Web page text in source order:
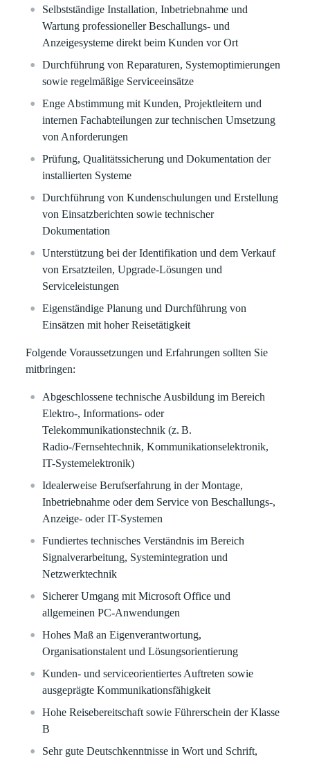
Selbstständige Installation, Inbetriebnahme und
Wartung professioneller Beschallungs- und
Anzeigesysteme direkt beim Kunden vor Ort
Durchführung von Reparaturen, Systemoptimierungen
sowie regelmäßige Serviceeinsätze
Enge Abstimmung mit Kunden, Projektleitern und
internen Fachabteilungen zur technischen Umsetzung
von Anforderungen
Prüfung, Qualitätssicherung und Dokumentation der
installierten Systeme
Durchführung von Kundenschulungen und Erstellung
von Einsatzberichten sowie technischer
Dokumentation
Unterstützung bei der Identifikation und dem Verkauf
von Ersatzteilen, Upgrade-Lösungen und
Serviceleistungen
Eigenständige Planung und Durchführung von
Einsätzen mit hoher Reisetätigkeit
Folgende Voraussetzungen und Erfahrungen sollten Sie
mitbringen:
Abgeschlossene technische Ausbildung im Bereich
Elektro-, Informations- oder
Telekommunikationstechnik (z. B.
Radio-/Fernsehtechnik, Kommunikationselektronik,
IT-Systemelektronik)
Idealerweise Berufserfahrung in der Montage,
Inbetriebnahme oder dem Service von Beschallungs-,
Anzeige- oder IT-Systemen
Fundiertes technisches Verständnis im Bereich
Signalverarbeitung, Systemintegration und
Netzwerktechnik
Sicherer Umgang mit Microsoft Office und
allgemeinen PC-Anwendungen
Hohes Maß an Eigenverantwortung,
Organisationstalent und Lösungsorientierung
Kunden- und serviceorientiertes Auftreten sowie
ausgeprägte Kommunikationsfähigkeit
Hohe Reisebereitschaft sowie Führerschein der Klasse
B
Sehr gute Deutschkenntnisse in Wort und Schrift,